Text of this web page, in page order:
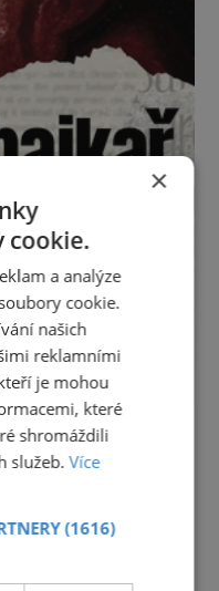
×
cookie.
a analýze
cookie.
našich
reklamními
je mohou
které
shromáždili
služeb.Více
(1616)